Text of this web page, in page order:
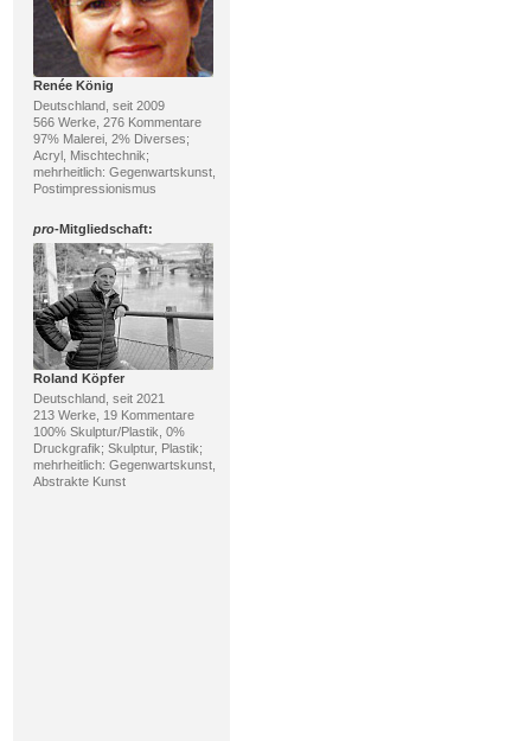
Renée König
Deutschland, seit 2009
566 Werke, 276 Kommentare
97% Malerei, 2% Diverses;
Acryl, Mischtechnik;
mehrheitlich: Gegenwartskunst,
Postimpressionismus
pro-Mitgliedschaft:
Roland Köpfer
Deutschland, seit 2021
213 Werke, 19 Kommentare
100% Skulptur/Plastik, 0%
Druckgrafik; Skulptur, Plastik;
mehrheitlich: Gegenwartskunst,
Abstrakte Kunst